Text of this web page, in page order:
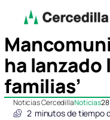
ha lanzado
familias’
Noticias CercedillaNoticias
2 minutos de tiempo